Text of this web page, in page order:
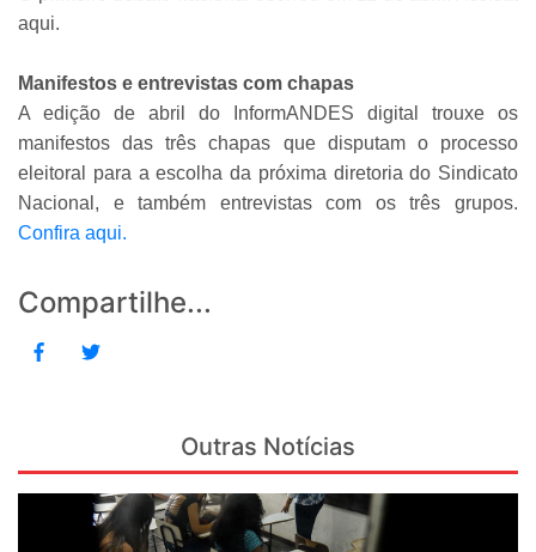
aqui.
Manifestos e entrevistas com chapas
A edição de abril do InformANDES digital trouxe os
manifestos das três chapas que disputam o processo
eleitoral para a escolha da próxima diretoria do Sindicato
Nacional, e também entrevistas com os três grupos.
Confira aqui.
Compartilhe...
Outras Notícias